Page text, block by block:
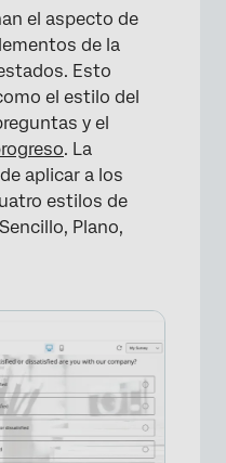
×
el aspecto de
de la
Esto
el estilo del
y el
. La
aplicar a los
estilos de
Plano,